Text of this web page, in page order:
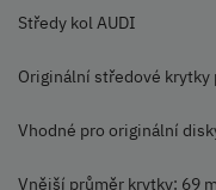
Středy kol AUDI
Originální středové krytky
Vhodné pro originální
Vnější průměr krytky: 69